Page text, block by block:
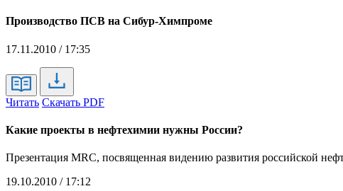
Производство ПСВ на Сибур-Химпроме
17.11.2010 / 17:35
Читать Скачать PDF
Какие проекты в нефтехимии нужны России?
Презентация MRC, посвященная видению развития российской
19.10.2010 / 17:12